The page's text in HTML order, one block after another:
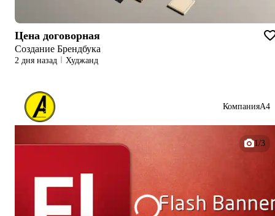
Цена договорная
Создание Брендбука
2 дня назад Худжанд
КомпанияА4
1/3